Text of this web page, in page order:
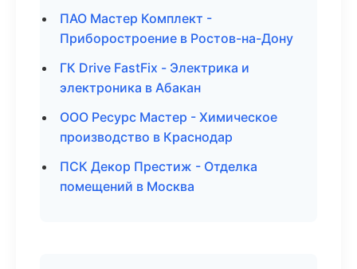
ПАО Мастер Комплект -
Приборостроение в Ростов-на-Дону
ГК Drive FastFix - Электрика и
электроника в Абакан
ООО Ресурс Мастер - Химическое
производство в Краснодар
ПСК Декор Престиж - Отделка
помещений в Москва